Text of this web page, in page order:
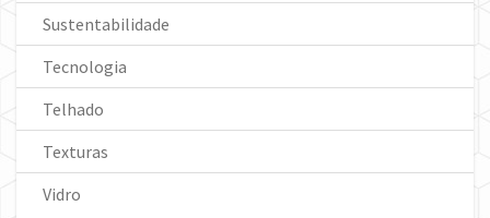
Sustentabilidade
Tecnologia
Telhado
Texturas
Vidro